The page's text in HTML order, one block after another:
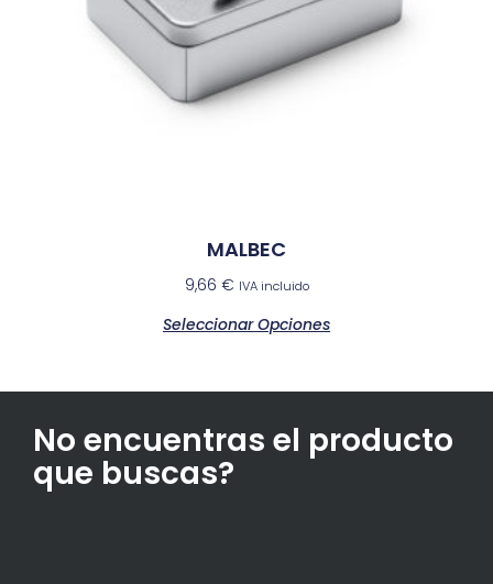
MALBEC
9,66 € IVA incluido
Seleccionar Opciones
No encuentras el producto
que buscas?